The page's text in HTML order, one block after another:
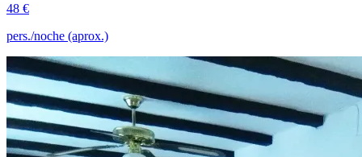
48 €
pers./noche (aprox.)